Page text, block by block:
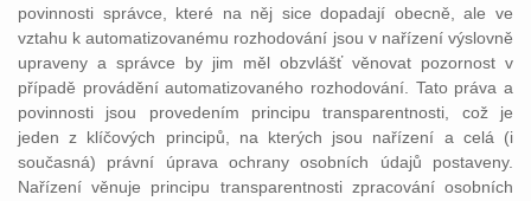
povinnosti správce, které na něj sice dopadají obecně, ale ve
vztahu k automatizovanému rozhodování jsou v nařízení výslovně
upraveny a správce by jim měl obzvlášť věnovat pozornost v
případě provádění automatizovaného rozhodování. Tato práva a
povinnosti jsou provedením principu transparentnosti, což je
jeden z klíčových principů, na kterých jsou nařízení a celá (i
současná) právní úprava ochrany osobních údajů postaveny.
Nařízení věnuje principu transparentnosti zpracování osobních